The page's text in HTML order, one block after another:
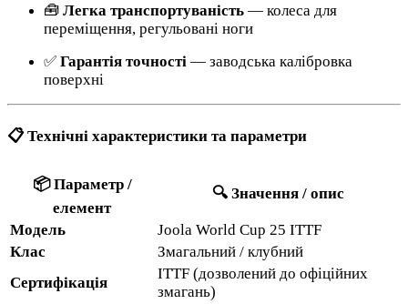
🧰 Легка транспортуваність — колеса для
переміщення, регульовані ноги
✅ Гарантія точності — заводська калібровка
поверхні
📋 Технічні характеристики та параметри
📦 Параметр /
елемент
🔍 Значення / опис
Модель
Joola World Cup 25 ITTF
Клас
Змагальний / клубний
Сертифікація
ITTF (дозволений до офіційних
змагань)